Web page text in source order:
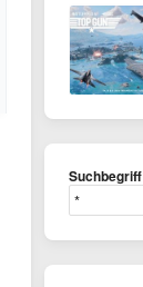
Suchbegriff